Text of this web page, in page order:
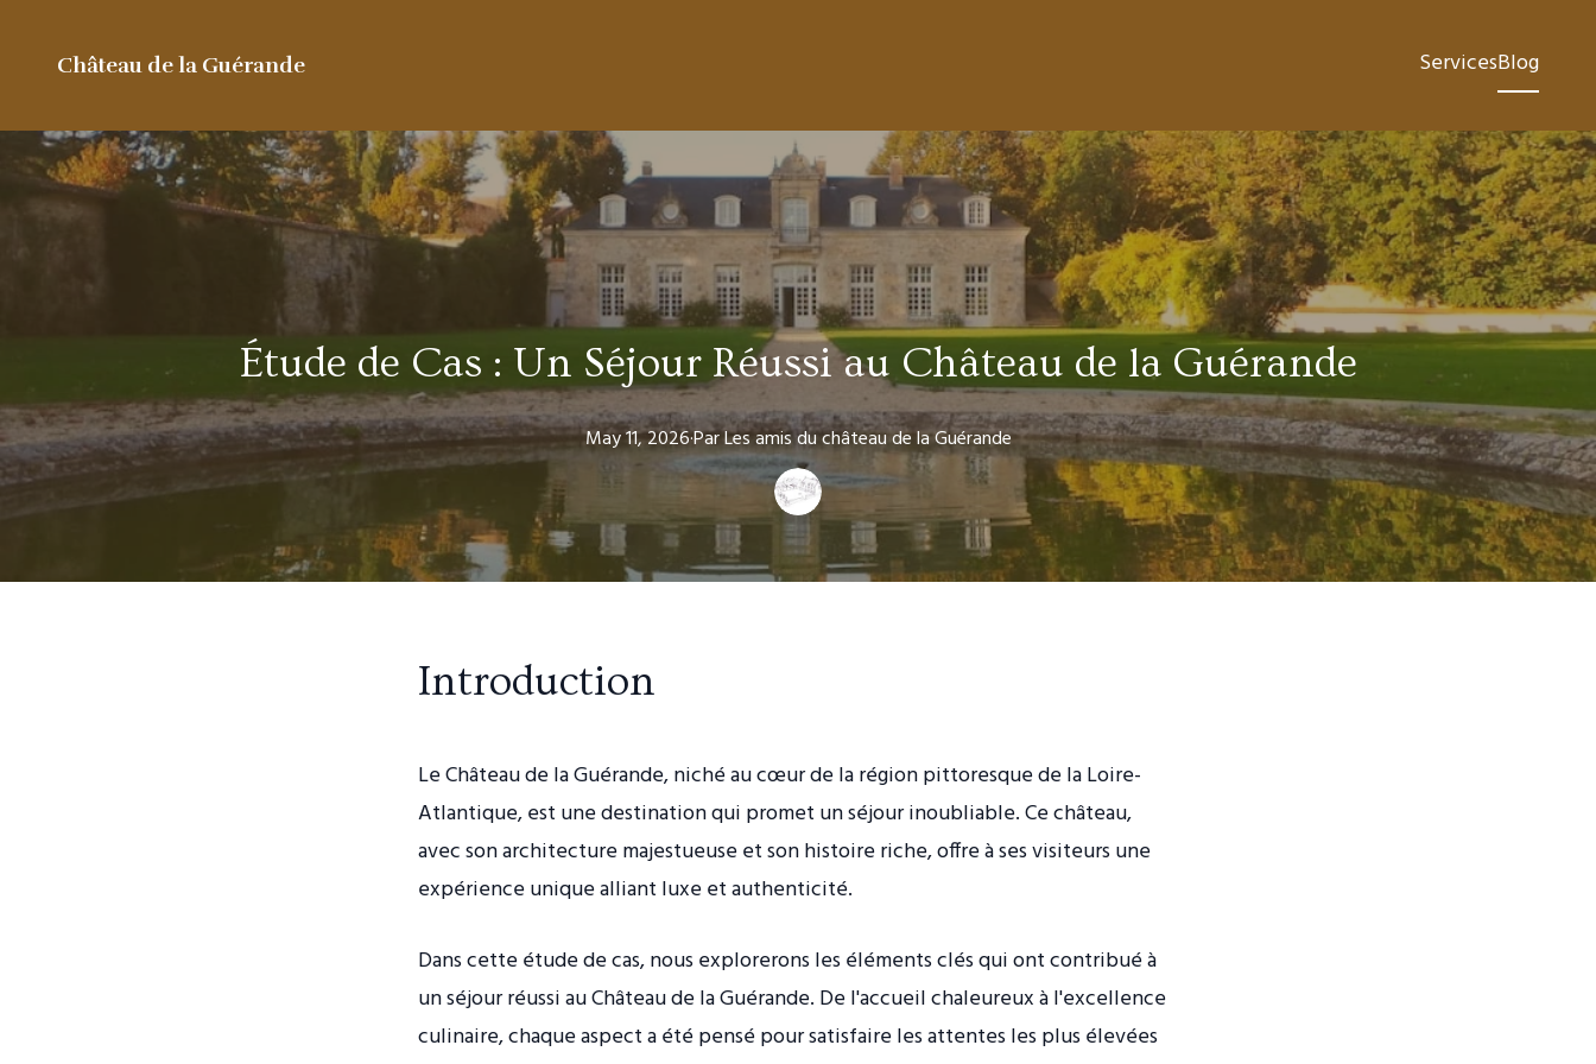
Château de la Guérande ServicesBlog
Étude de Cas : Un Séjour Réussi au Château de la Guérande
May 11, 2026·ParLes amisdu château de la Guérande
Introduction
Le Château de la Guérande, niché au cœur de la région pittoresque de la Loire-
Atlantique, est une destination qui promet un séjour inoubliable. Ce château,
avec son architecture majestueuse et son histoire riche, offre à ses visiteurs une
expérience unique alliant luxe et authenticité.
Dans cette étude de cas, nous explorerons les éléments clés qui ont contribué à
un séjour réussi au Château de la Guérande. De l'accueil chaleureux à l'excellence
culinaire, chaque aspect a été pensé pour satisfaire les attentes les plus élevées